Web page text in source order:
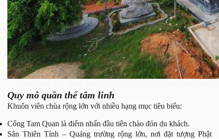
Quy mô quần thể tâm linh
Khuôn viên chùa rộng lớn với nhiều hạng mục tiêu biểu:
Cổng Tam Quan là điểm nhấn đầu tiên chào đón du khách.
Sân Thiên Tỉnh – Quảng trường rộng lớn, nơi đặt tượng Phật